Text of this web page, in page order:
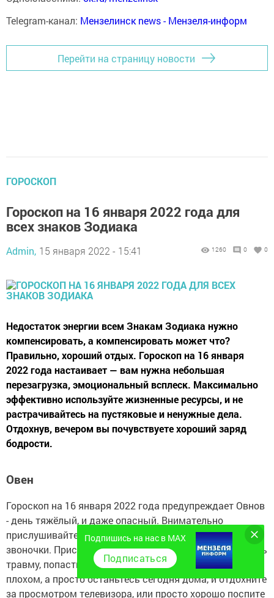
Telegram-канал: Мензелинск news - Мензеля-информ
Перейти на страницу новости
ГОРОСКОП
Гороскоп на 16 января 2022 года для
всех знаков Зодиака
Admin, 15 января 2022 - 15:41 1260 0 0
Недостаток энергии всем Знакам Зодиака нужно
компенсировать, а компенсировать может что?
Правильно, хороший отдых. Гороскоп на 16 января
2022 года настаивает — вам нужна небольшая
перезагрузка, эмоциональный всплеск. Максимально
эффективно используйте жизненные ресурсы, и не
растрачивайтесь на пустяковые и ненужные дела.
Отдохнув, вечером вы почувствуете хороший заряд
бодрости.
Овен
Гороскоп на 16 января 2022 года предупреждает Овнов
- день тяжёлый, и даже опасный. Внимательно
прислушивайтесь к организму, не упустите тревожные
звоночки. Присутствует большая вероятность получить
травму, попасть в аварию. Но, старайтесь не думать о
плохом, а просто останьтесь сегодня дома, и отдохните
за просмотром телевизора, или просто хорошо поспите
Подпишись на нас в MAX
Подписаться